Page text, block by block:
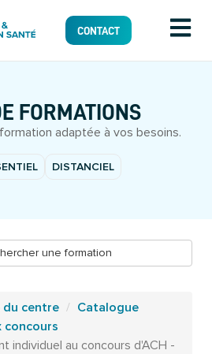
CONTACT
FORMATIONS
adaptée à vos besoins.
DISTANCIEL
une formation
du centre
Catalogue
concours
individuel au concours d'ACH -